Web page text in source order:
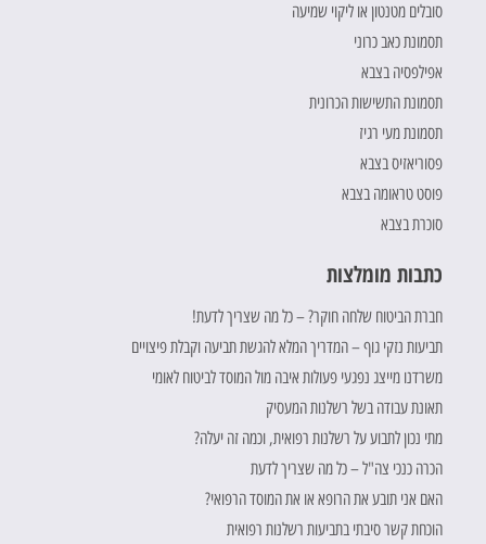
סובלים מטנטון או ליקוי שמיעה
תסמונת כאב כרוני
אפילפסיה בצבא
תסמונת התשישות הכרונית
תסמונת מעי רגיז
פסוריאזיס בצבא
פוסט טראומה בצבא
סוכרת בצבא
כתבות מומלצות
חברת הביטוח שלחה חוקר? – כל מה שצריך לדעת!
תביעות נזקי גוף – המדריך המלא להגשת תביעה וקבלת פיצויים
משרדנו מייצג נפגעי פעולות איבה מול המוסד לביטוח לאומי
תאונת עבודה בשל רשלנות המעסיק
מתי נכון לתבוע על רשלנות רפואית, וכמה זה יעלה?
הכרה כנכי צה"ל – כל מה שצריך לדעת
האם אני תובע את הרופא או את המוסד הרפואי?
הוכחת קשר סיבתי בתביעות רשלנות רפואית